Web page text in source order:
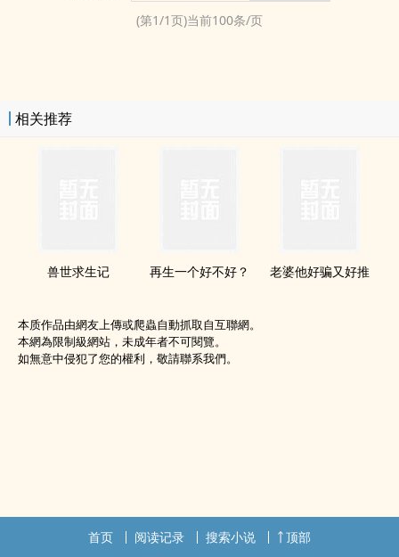
(第1/1页)当前100条/页
相关推荐
兽世求生记 再生一个好不好？ 老婆他好骗又好推
本质作品由網友上傳或爬蟲自動抓取自互聯網。
本網為限制級網站，未成年者不可閱覽。
如無意中侵犯了您的權利，敬請聯系我們。
首页 阅读记录 搜索小说 顶部